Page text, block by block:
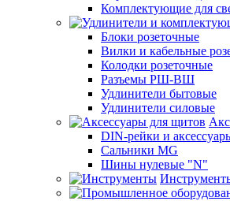
Комплектующие для
Блоки розеточные
Вилки и кабельные
Колодки розеточные
Разъемы РШ-ВШ
Удлинители бытовые
Удлинители силовые
DIN-рейки и
Сальники MG
Шины нулевые "N"